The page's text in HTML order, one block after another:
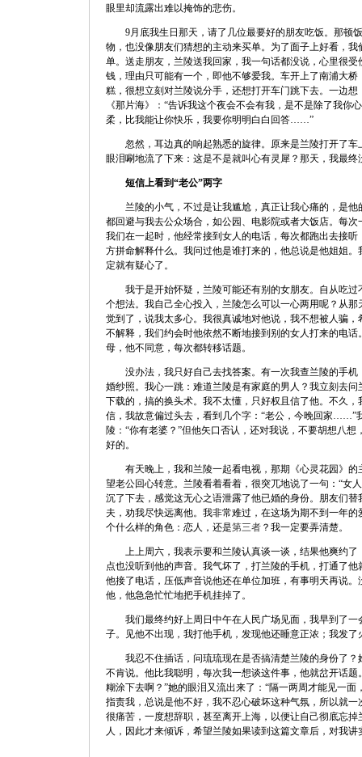
眼里却流露出难以掩饰的悲伤。
9月底我生日那天，请了几位最要好的朋友吃饭。那顿
物，也没像朋友们猜想的主动来买单。为了面子上好看，
单。送走朋友，兰陵送我回家，我一句话都没说，心里很
钱，理由只可能有一个，即他不够爱我。车开上了南浦大
糕，很想立刻对兰陵说分手，还想打开车门跳下去。一边
《那片海》：“告诉我这个夜会不会有我，是不是除了我你
柔，比我能让你快乐，我要你明明白白回答……”
忽然，耳边真的响起熟悉的旋律。原来是兰陵打开了车
眼泪唰地流了下来：这是不是就叫心有灵犀？那天，我最
短信上看到“老公”两字
兰陵的小气，不过是让我尴尬，真正让我心痛的，是他
都回避与我去公众场合，如公园、电影院或者大饭店。每
我们在一起时，他经常接到女人的电话，每次都跑出去接
方拼命解释什么。我问过他是谁打来的，他总说是他姐姐
定就有疑心了。
我于是开始怀疑，兰陵可能还有别的女朋友。自从吃过
个想法。我自己全心投入，兰陵怎么可以一心两用呢？从
觉到了，说我太多心。我很真诚地对他说，我不想被人骗
不解释，我们约会时他依然不断地接到别的女人打来的电
母，他不同意，每次都转移话题。
没办法，我只好自己去找答案。有一次我查兰陵的手机
婚纱照。我心一跳：难道兰陵是有家庭的男人？我立刻去
下载的，搞的换头术。我不太懂，只好权且信了他。不久
信，我故意偏过头去，看到几个字：“老公，今晚回家……”
陵：“你有老婆？”但他矢口否认，还对我说，不要胡想八
好的。
有天晚上，我和兰陵一起看电视，那期《心灵花园》的
望老公回心转意。兰陵看着看着，很突兀地说了一句：“女
沉了下去，感觉这无心之语泄露了他已婚的身份。朋友们
夫，劝我尽快远离他。我非常难过，在这场为期不到一年
个什么样的角色：恋人，还是第三者？我一定要弄清楚。
上上周六，我表示要和兰陵认真谈一谈，结果他爽约了
点也没听到他的声音。我气坏了，打兰陵的手机，打通了
他接了电话，压低声音说他还在单位加班，有事明天再说
他，他急急忙忙地把手机挂掉了。
我们最终约好上周日中午在人民广场见面，我早到了一
子。见他不出现，我打他手机，发现他还睡意正浓；我发
我忍不住插话，问琉琉现在是否搞清楚兰陵的身份了？
不肯说。他比我聪明，每次我一想谈这件事，他就岔开话题
糊涂下去啊？”她的眼泪又流出来了：“隔一两周才能见一
指责我，总说是他不好，我不忍心破坏这种气氛，所以就
很痛苦，一度想辞职，甚至离开上海，以便让自己彻底忘
人，因此才来倾诉，希望兰陵如果读到这篇文章后，对我